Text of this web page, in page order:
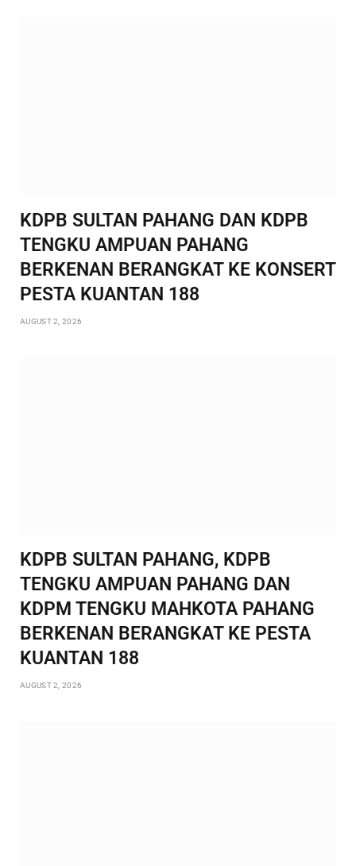
KDPB SULTAN PAHANG DAN KDPB
TENGKU AMPUAN PAHANG
BERKENAN BERANGKAT KE KONSERT
PESTA KUANTAN 188
AUGUST 2, 2026
KDPB SULTAN PAHANG, KDPB
TENGKU AMPUAN PAHANG DAN
KDPM TENGKU MAHKOTA PAHANG
BERKENAN BERANGKAT KE PESTA
KUANTAN 188
AUGUST 2, 2026